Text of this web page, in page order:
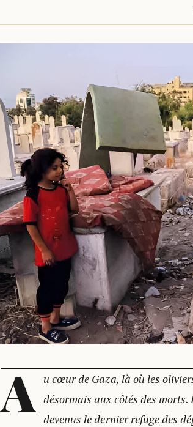
A u cœur de Gaza, là où les
désormais aux côtés des
devenus le dernier refuge des